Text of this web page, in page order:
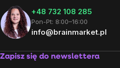
+48 732 108 285
Pon-Pt: 8:00–16:00
info@brainmarket.pl
Zapisz się do newslettera